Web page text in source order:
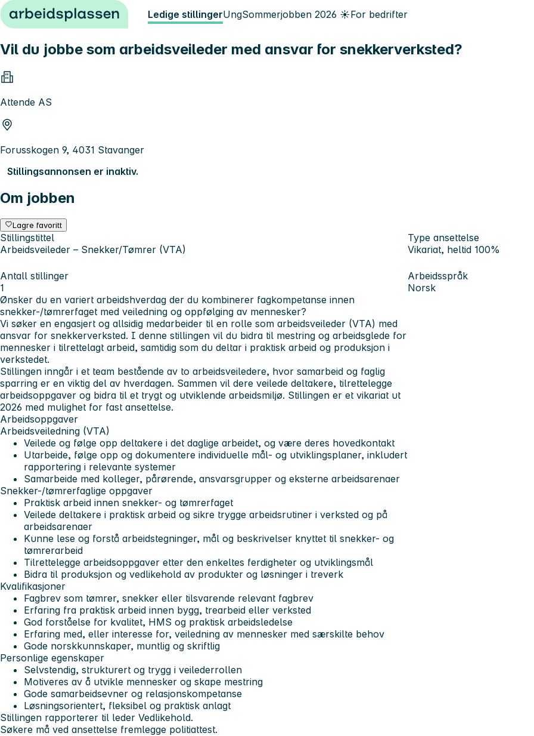
Hopp til innhold Ledige stillingerUngSommerjobben 2026 ☀️For bedrifter
Vil du jobbe som arbeidsveileder med ansvar for snekkerverksted?
Attende AS
Forusskogen 9, 4031 Stavanger
Stillingsannonsen er inaktiv.
Om jobben
Lagre favoritt
Stillingstittel
Arbeidsveileder – Snekker/Tømrer (VTA)
Type ansettelse
Vikariat, heltid 100%
Antall stillinger
1
Arbeidsspråk
Norsk
Ønsker du en variert arbeidshverdag der du kombinerer fagkompetanse innen
snekker-/tømrerfaget med veiledning og oppfølging av mennesker?
Vi søker en engasjert og allsidig medarbeider til en rolle som arbeidsveileder (VTA) med
ansvar for snekkerverksted. I denne stillingen vil du bidra til mestring og arbeidsglede for
mennesker i tilrettelagt arbeid, samtidig som du deltar i praktisk arbeid og produksjon i
verkstedet.
Stillingen inngår i et team bestående av to arbeidsveiledere, hvor samarbeid og faglig
sparring er en viktig del av hverdagen. Sammen vil dere veilede deltakere, tilrettelegge
arbeidsoppgaver og bidra til et trygt og utviklende arbeidsmiljø. Stillingen er et vikariat ut
2026 med mulighet for fast ansettelse.
Arbeidsoppgaver
Arbeidsveiledning (VTA)
Veilede og følge opp deltakere i det daglige arbeidet, og være deres hovedkontakt
Utarbeide, følge opp og dokumentere individuelle mål- og utviklingsplaner, inkludert
rapportering i relevante systemer
Samarbeide med kolleger, pårørende, ansvarsgrupper og eksterne arbeidsarenaer
Snekker-/tømrerfaglige oppgaver
Praktisk arbeid innen snekker- og tømrerfaget
Veilede deltakere i praktisk arbeid og sikre trygge arbeidsrutiner i verksted og på
arbeidsarenaer
Kunne lese og forstå arbeidstegninger, mål og beskrivelser knyttet til snekker- og
tømrerarbeid
Tilrettelegge arbeidsoppgaver etter den enkeltes ferdigheter og utviklingsmål
Bidra til produksjon og vedlikehold av produkter og løsninger i treverk
Kvalifikasjoner
Fagbrev som tømrer, snekker eller tilsvarende relevant fagbrev
Erfaring fra praktisk arbeid innen bygg, trearbeid eller verksted
God forståelse for kvalitet, HMS og praktisk arbeidsledelse
Erfaring med, eller interesse for, veiledning av mennesker med særskilte behov
Gode norskkunnskaper, muntlig og skriftlig
Personlige egenskaper
Selvstendig, strukturert og trygg i veilederrollen
Motiveres av å utvikle mennesker og skape mestring
Gode samarbeidsevner og relasjonskompetanse
Løsningsorientert, fleksibel og praktisk anlagt
Stillingen rapporterer til leder Vedlikehold.
Søkere må ved ansettelse fremlegge politiattest.